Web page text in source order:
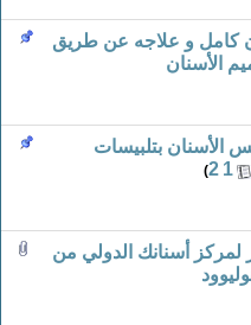
كامل و علاجه عن طريق
الأسنان
الأسنان بتلبيسات
1
2
)
أسنانك الدولي من